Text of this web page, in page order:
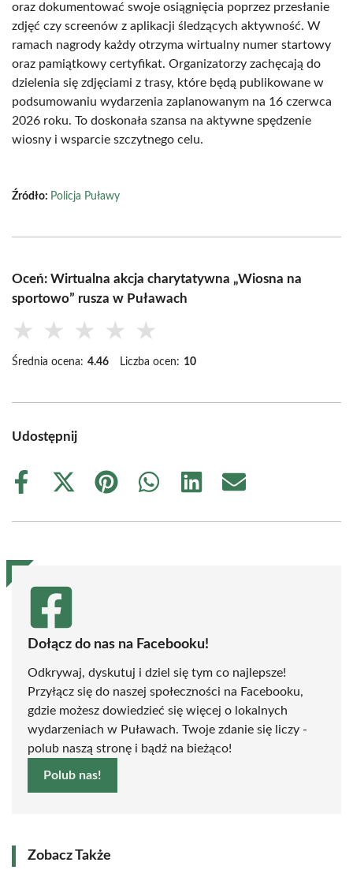
oraz dokumentować swoje osiągnięcia poprzez przesłanie
zdjęć czy screenów z aplikacji śledzących aktywność. W
ramach nagrody każdy otrzyma wirtualny numer startowy
oraz pamiątkowy certyfikat. Organizatorzy zachęcają do
dzielenia się zdjęciami z trasy, które będą publikowane w
podsumowaniu wydarzenia zaplanowanym na 16 czerwca
2026 roku. To doskonała szansa na aktywne spędzenie
wiosny i wsparcie szczytnego celu.
Źródło: Policja Puławy
Oceń: Wirtualna akcja charytatywna „Wiosna na
sportowo” rusza w Puławach
★ ★ ★ ★ ★
Średnia ocena: 4.46 Liczba ocen: 10
Udostępnij
Share
Share
(Twitter)
Share
Share
Share
Share
Dołącz do nas na Facebooku!
Odkrywaj, dyskutuj i dziel się tym co najlepsze!
Przyłącz się do naszej społeczności na Facebooku,
gdzie możesz dowiedzieć się więcej o lokalnych
wydarzeniach w Puławach. Twoje zdanie się liczy -
polub naszą stronę i bądź na bieżąco!
Polub nas!
Zobacz Także